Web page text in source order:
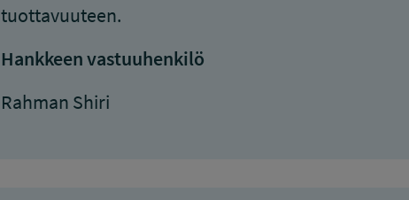
tuottavuuteen.
Hankkeen vastuuhenkilö
Rahman Shiri